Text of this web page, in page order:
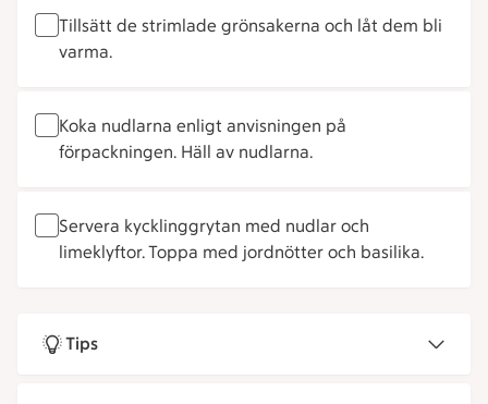
Tillsätt de strimlade grönsakerna och låt dem bli
varma.
Koka nudlarna enligt anvisningen på
förpackningen. Häll av nudlarna.
Servera kycklinggrytan med nudlar och
limeklyftor.Toppa med jordnötter och basilika.
Tips